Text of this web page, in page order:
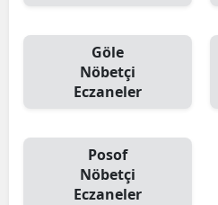
Göle
Nöbetçi
Eczaneler
Posof
Nöbetçi
Eczaneler